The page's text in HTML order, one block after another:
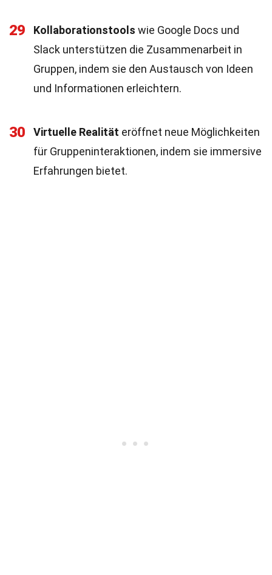
29 Kollaborationstools wie Google Docs und
Slack unterstützen die Zusammenarbeit in
Gruppen, indem sie den Austausch von Ideen
und Informationen erleichtern.
30 Virtuelle Realität eröffnet neue Möglichkeiten
für Gruppeninteraktionen, indem sie immersive
Erfahrungen bietet.